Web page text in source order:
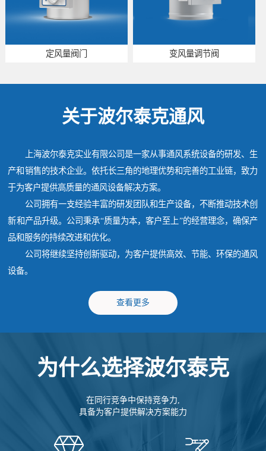
定风量阀门 变风量调节阀
关于波尔泰克通风
上海波尔泰克实业有限公司是一家从事通风系统设备的研发、生
产和销售的技术企业。依托长三角的地理优势和完善的工业链，致力
于为客户提供高质量的通风设备解决方案。
公司拥有一支经验丰富的研发团队和生产设备，不断推动技术创
新和产品升级。公司秉承“质量为本，客户至上”的经营理念，确保产
品和服务的持续改进和优化。
公司将继续坚持创新驱动，为客户提供高效、节能、环保的通风
设备。
查看更多
为什么选择波尔泰克
在同行竞争中保持竞争力,
具备为客户提供解决方案能力